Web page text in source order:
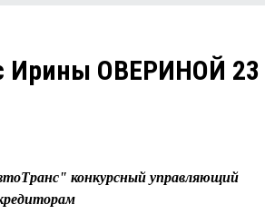
Ирины ОВЕРИНОЙ 23
конкурсный управляющий